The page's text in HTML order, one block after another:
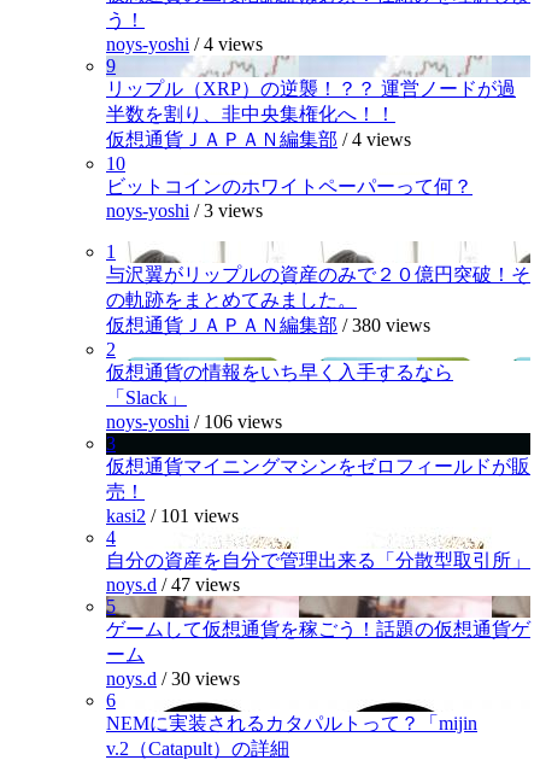
う！
noys-yoshi /4 views
9
リップル（XRP）の逆襲！？？ 運営ノードが過
半数を割り、非中央集権化へ！！
仮想通貨ＪＡＰＡＮ編集部 /4 views
10
ビットコインのホワイトペーパーって何？
noys-yoshi /3 views
1
与沢翼がリップルの資産のみで２０億円突破！そ
の軌跡をまとめてみました。
仮想通貨ＪＡＰＡＮ編集部 /380 views
2
仮想通貨の情報をいち早く入手するなら
「Slack」
noys-yoshi / 106 views
3
仮想通貨マイニングマシンをゼロフィールドが販
売！
kasi2 / 101 views
4
自分の資産を自分で管理出来る「分散型取引所」
noys.d /47 views
5
ゲームして仮想通貨を稼ごう！話題の仮想通貨ゲ
ーム
noys.d /30 views
6
NEMに実装されるカタパルトって？「mijin
v.2（Catapult）の詳細